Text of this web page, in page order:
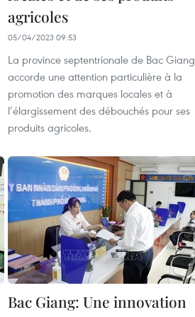
agricoles
05/04/2023 09:53
La province septentrionale de Bac Giang
accorde une attention particulière à la
promotion des marques locales et à
l’élargissement des débouchés pour ses
produits agricoles.
Bac Giang: Une innovation